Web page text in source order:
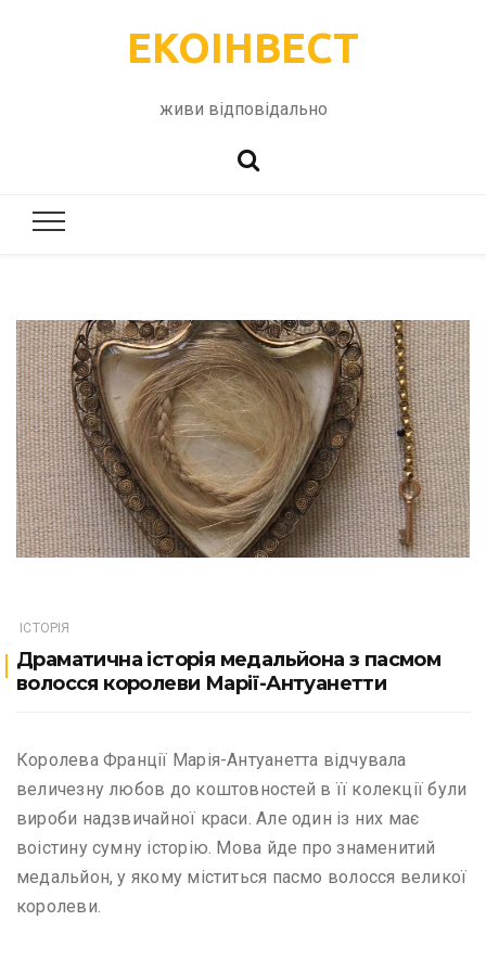
ЕКОІНВЕСТ
живи відповідально
ІСТОРІЯ
Драматична історія медальйона з пасмом
волосся королеви Марії-Антуанетти
Королева Франції Марія-Антуанетта відчувала
величезну любов до коштовностей в її колекції були
вироби надзвичайної краси. Але один із них має
воістину сумну історію. Мова йде про знаменитий
медальйон, у якому міститься пасмо волосся великої
королеви.